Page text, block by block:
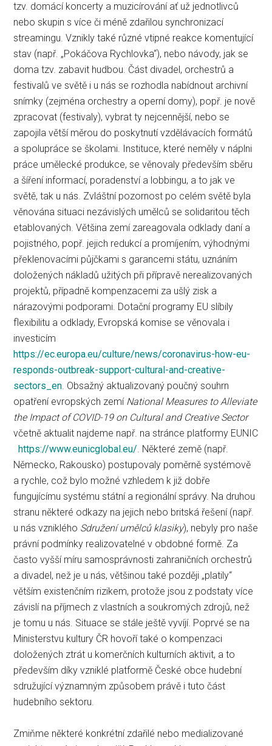
tzv. domácí koncerty a muzicírování ať už jednotlivců
nebo skupin s více či méně zdařilou synchronizací
streamingu. Vznikly také různé vtipné reakce komentující
stav (např. „Pokáčova Rychlovka“), nebo návody, jak se
doma tzv. zabavit hudbou. Část divadel, orchestrů a
festivalů ve světě i u nás se rozhodla nabídnout archivní
snímky (zejména orchestry a operní domy), popř. je nově
zpracovat (festivaly), vybrat ty nejcennější, nebo se
zapojila větší měrou do poskytnutí vzdělávacích formátů
a spolupráce se školami. Instituce, které neměly v náplni
práce umělecké produkce, se věnovaly především sběru
a šíření informací, poradenství a lobbingu, a to jak ve
světě, tak u nás. Zvláštní pozornost po celém světě byla
věnována situaci nezávislých umělců se solidaritou těch
etablovaných. Většina zemí zareagovala odklady daní a
pojistného, popř. jejich redukcí a promíjením, výhodnými
překlenovacími půjčkami s garancemi státu, uznáním
doložených nákladů užitých při přípravě nerealizovaných
projektů, případně kompenzacemi za ušlý zisk a
nárazovými podporami. Dotační programy EU slíbily
flexibilitu a odklady, Evropská komise se věnovala i
investicím
https://ec.europa.eu/culture/news/coronavirus-how-eu-
responds-outbreak-support-cultural-and-creative-
sectors_en. Obsažný aktualizovaný poučný souhrn
opatření evropských zemí National Measures to Alleviate
the Impact of COVID-19 on Cultural and Creative Sector
včetně aktualit najdeme např. na stránce platformy EUNIC
https://www.eunicglobal.eu/. Některé země (např.
Německo, Rakousko) postupovaly poměrně systémově
a rychle, což bylo možné vzhledem k již dobře
fungujícímu systému státní a regionální správy. Na druhou
stranu některé odkazy na jejich nebo britská řešení (např.
u nás vzniklého Sdružení umělců klasiky), nebyly pro naše
právní podmínky realizovatelné v obdobné formě. Za
často vyšší míru samosprávnosti zahraničních orchestrů
a divadel, než je u nás, většinou také později „platily“
větším existenčním rizikem, protože jsou z podstaty více
závislí na příjmech z vlastních a soukromých zdrojů, než
je tomu u nás. Situace se stále ještě vyvíjí. Poprvé se na
Ministerstvu kultury ČR hovoří také o kompenzaci
doložených ztrát u komerčních kulturních aktivit, a to
především díky vzniklé platformě České obce hudební
sdružující významným způsobem právě i tuto část
hudebního sektoru.
Zmiňme některé konkrétní zdařilé nebo medializované